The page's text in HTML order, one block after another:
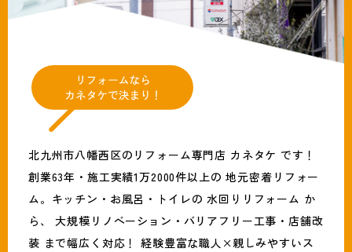
北九州市八幡西区のリフォーム専門店 カネタケ です！
創業63年・施工実績1万2000件以上の 地元密着リフォー
ム。キッチン・お風呂・トイレの 水回りリフォーム か
ら、 大規模リノベーション・バリアフリー工事・店舗改
装 まで幅広く対応！ 経験豊富な職人×親しみやすいス